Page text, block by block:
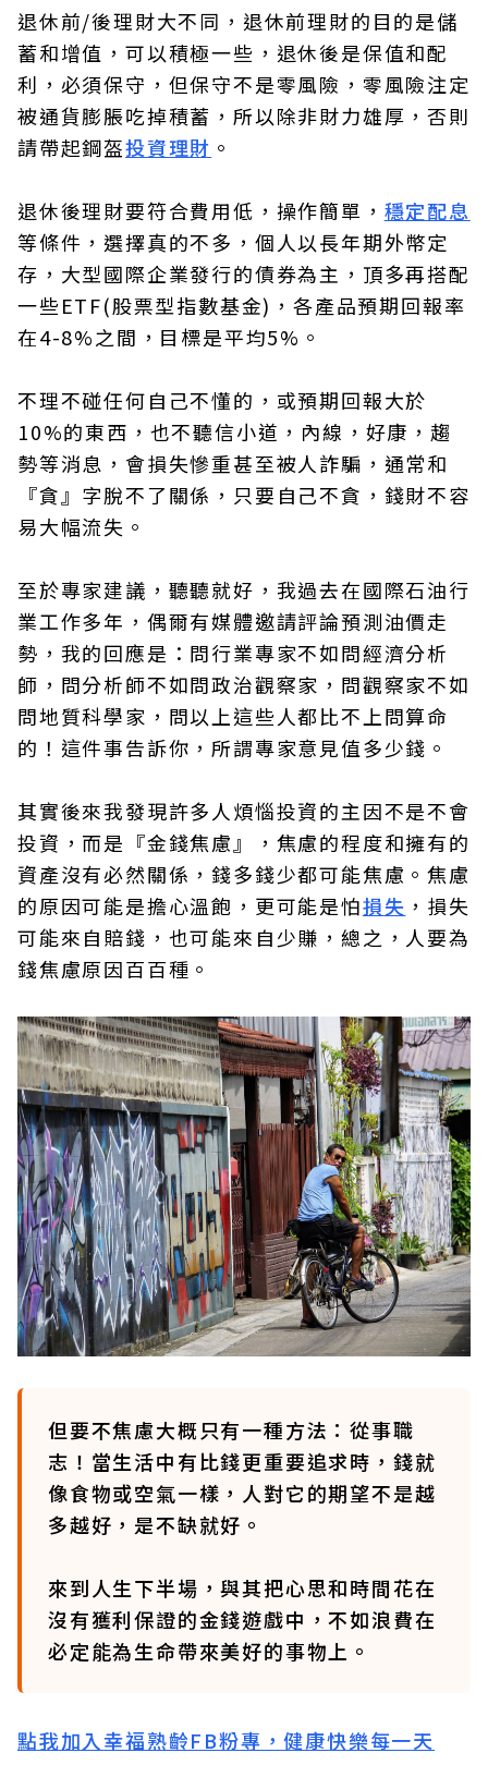
退休前/後理財大不同，退休前理財的目的是儲
蓄和增值，可以積極一些，退休後是保值和配
利，必須保守，但保守不是零風險，零風險注定
被通貨膨脹吃掉積蓄，所以除非財力雄厚，否則
請帶起鋼盔投資理財 。
退休後理財要符合費用低，操作簡單， 穩定配息
等條件，選擇真的不多，個人以長年期外幣定
存，大型國際企業發行的債券為主，頂多再搭配
一些ETF(股票型指數基金)，各產品預期回報率
在4-8%之間，目標是平均5%。
不理不碰任何自己不懂的，或預期回報大於
10%的東西，也不聽信小道，內線，好康，趨
勢等消息，會損失慘重甚至被人詐騙，通常和
『貪』字脫不了關係，只要自己不貪，錢財不容
易大幅流失。
至於專家建議，聽聽就好，我過去在國際石油行
業工作多年，偶爾有媒體邀請評論預測油價走
勢，我的回應是：問行業專家不如問經濟分析
師，問分析師不如問政治觀察家，問觀察家不如
問地質科學家，問以上這些人都比不上問算命
的！這件事告訴你，所謂專家意見值多少錢。
其實後來我發現許多人煩惱投資的主因不是不會
投資，而是『金錢焦慮』，焦慮的程度和擁有的
資產沒有必然關係，錢多錢少都可能焦慮。焦慮
的原因可能是擔心溫飽，更可能是怕損失 ，損失
可能來自賠錢，也可能來自少賺，總之，人要為
錢焦慮原因百百種。
但要不焦慮大概只有一種方法：從事職
志！當生活中有比錢更重要追求時，錢就
像食物或空氣一樣，人對它的期望不是越
多越好，是不缺就好。
來到人生下半場，與其把心思和時間花在
沒有獲利保證的金錢遊戲中，不如浪費在
必定能為生命帶來美好的事物上。
點我加入幸福熟齡FB粉專，健康快樂每一天